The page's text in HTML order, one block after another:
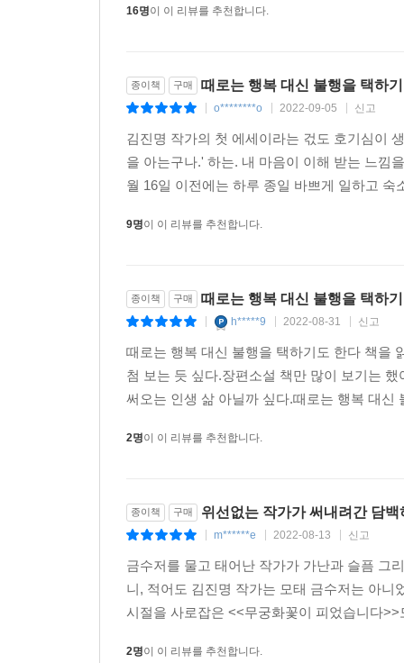
16명이 이 리뷰를 추천합니다.
종이책 구매 때로는 행복 대신 불행을 택하
o********o 2022-09-05 신고
김진명 작가의 첫 에세이라는 걳도 호기심이
을 아는구나.' 하는. 내 마음이 이해 받는 느낌
월 16일 이전에는 하루 종일 바쁘게 일하고
9명이 이 리뷰를 추천합니다.
종이책 구매 때로는 행복 대신 불행을 택하
h*****9 2022-08-31 신고
때로는 행복 대신 불행을 택하기도 한다 책을
첨 보는 듯 싶다.장편소설 책만 많이 보기는
써오는 인생 삶 아닐까 싶다.때로는 행복 대
2명이 이 리뷰를 추천합니다.
종이책 구매 위선없는 작가가 써내려간 담
m******e 2022-08-13 신고
금수저를 물고 태어난 작가가 가난과 슬픔 그
니, 적어도 김진명 작가는 모태 금수저는 아
시절을 사로잡은 <<무궁화꽃이 피었습니다
2명이 이 리뷰를 추천합니다.